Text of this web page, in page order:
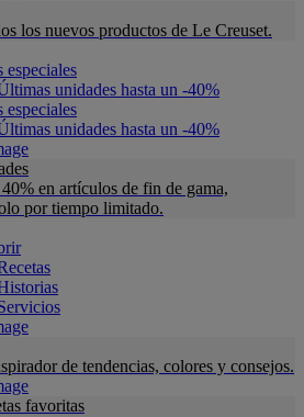
los nuevos productos de Le Creuset.
especiales
unidades hasta un -40%
especiales
unidades hasta un -40%
en artículos de fin de gama,
por tiempo limitado.
de tendencias, colores y consejos.
favoritas